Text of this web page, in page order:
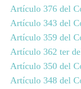
Artículo 376 del
Artículo 343 del
Artículo 359 del
Artículo 362 ter
Artículo 350 del
Artículo 348 del